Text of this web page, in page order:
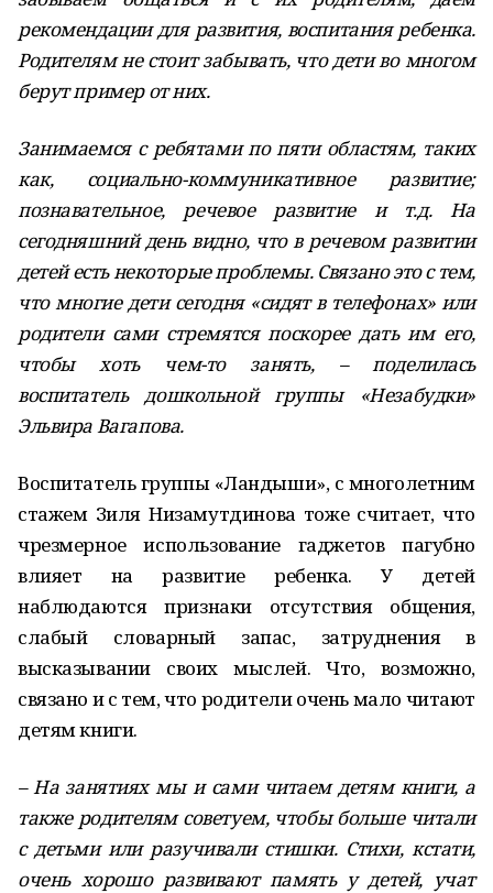
рекомендации для развития, воспитания ребенка.
Родителям не стоит забывать, что дети во многом
берут пример от них.
Занимаемся с ребятами по пяти областям, таких
как, социально-коммуникативное развитие;
познавательное, речевое развитие и т.д. На
сегодняшний день видно, что в речевом развитии
детей есть некоторые проблемы. Связано это с тем,
что многие дети сегодня «сидят в телефонах» или
родители сами стремятся поскорее дать им его,
чтобы хоть чем-то занять, – поделилась
воспитатель дошкольной группы «Незабудки»
Эльвира Вагапова.
Воспитатель группы «Ландыши», с многолетним
стажем Зиля Низамутдинова тоже считает, что
чрезмерное использование гаджетов пагубно
влияет на развитие ребенка. У детей
наблюдаются признаки отсутствия общения,
слабый словарный запас, затруднения в
высказывании своих мыслей. Что, возможно,
связано и с тем, что родители очень мало читают
детям книги.
– На занятиях мы и сами читаем детям книги, а
также родителям советуем, чтобы больше читали
с детьми или разучивали стишки. Стихи, кстати,
очень хорошо развивают память у детей, учат